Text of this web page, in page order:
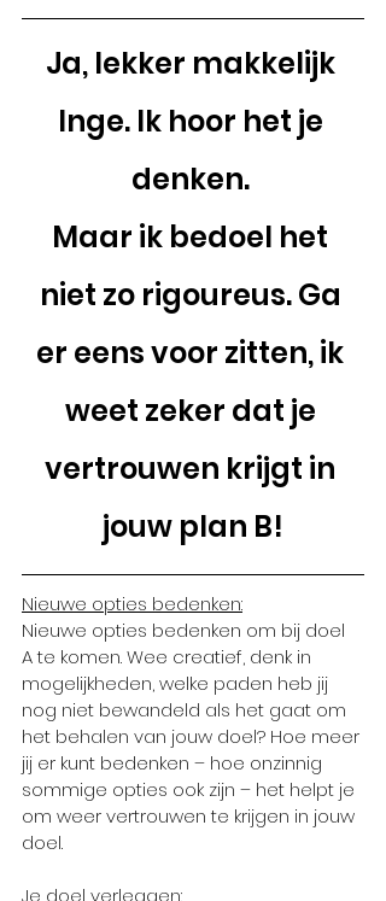
Ja, lekker makkelijk
Inge. Ik hoor het je
denken.
Maar ik bedoel het
niet zo rigoureus. Ga
er eens voor zitten, ik
weet zeker dat je
vertrouwen krijgt in
jouw plan B!
Nieuwe opties bedenken:
Nieuwe opties bedenken om bij doel
A te komen. Wee creatief, denk in
mogelijkheden, welke paden heb jij
nog niet bewandeld als het gaat om
het behalen van jouw doel? Hoe meer
jij er kunt bedenken – hoe onzinnig
sommige opties ook zijn – het helpt je
om weer vertrouwen te krijgen in jouw
doel.
Je doel verleggen: